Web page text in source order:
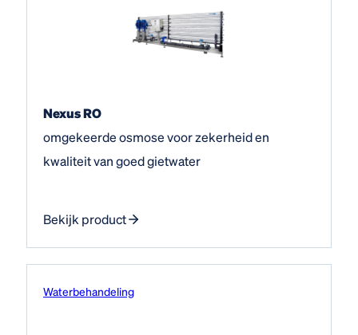
Nexus RO
omgekeerde osmose voor zekerheid en
kwaliteit van goed gietwater
Bekijk product
Water­behandeling